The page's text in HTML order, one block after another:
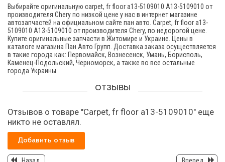
Выбирайте оригинальную carpet, fr floor а13-5109010 A13-5109010 от
производителя Chery по низкой цене у нас в интернет магазине
автозапчастей на официальном сайте пан авто. Carpet, fr floor а13-
5109010 A13-5109010 от производителя Chery, по недорогой цене.
Купите оригинальные запчасти в Житомире и Украине. Цены в
каталоге магазина Пан Авто Групп. Доставка заказа осуществляется
в такие города как: Первомайск, Вознесенск, Умань, Борисполь,
Каменец-Подольский, Черноморск, а также во все остальные
города Украины.
ОТЗЫВЫ
Отзывов о товаре "Carpet, fr floor а13-5109010" еще
никто не оставлял.
Добавить отзыв